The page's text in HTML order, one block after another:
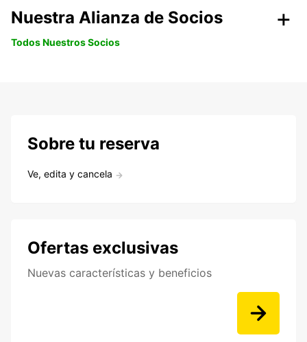
Nuestra Alianza de Socios
Todos Nuestros Socios
Sobre tu reserva
Ve, edita y cancela
Ofertas exclusivas
Nuevas características y beneficios